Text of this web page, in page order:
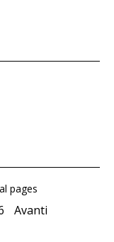
pages
Avanti